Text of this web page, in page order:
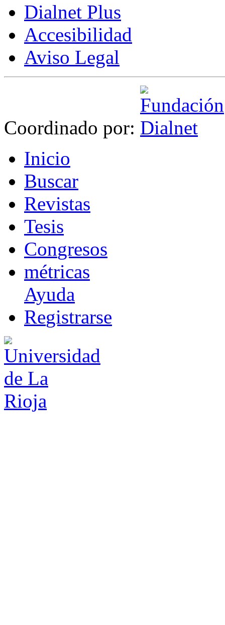
Dialnet Plus
Accesibilidad
Aviso Legal
Coordinado por:
Inicio
Buscar
Revistas
Tesis
Congresos
métricas
Ayuda
Registrarse